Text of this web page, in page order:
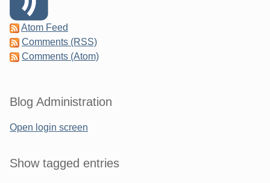
Atom Feed
Comments (RSS)
Comments (Atom)
Blog Administration
Open login screen
Show tagged entries